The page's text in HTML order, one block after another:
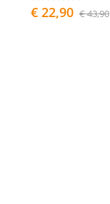
€ 22,90 € 43,90